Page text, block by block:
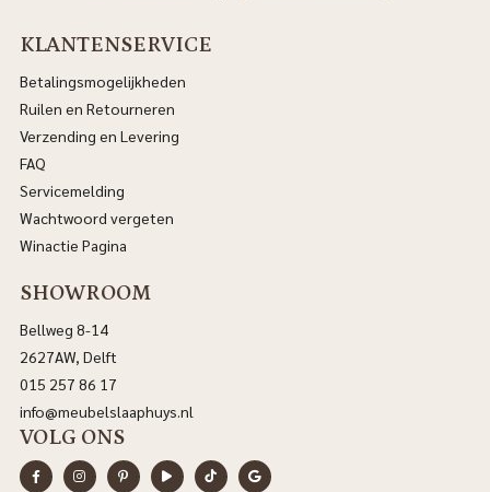
KLANTENSERVICE
Betalingsmogelijkheden
Ruilen en Retourneren
Verzending en Levering
FAQ
Servicemelding
Wachtwoord vergeten
Winactie Pagina
SHOWROOM
Bellweg 8-14
2627AW, Delft
015 257 86 17
info@meubelslaaphuys.nl
VOLG ONS